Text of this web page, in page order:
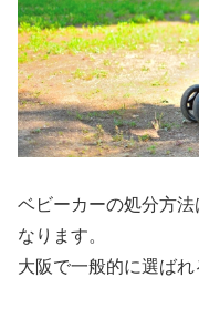
ベビーカーの処分方
なります。
大阪で一般的に選ばれ